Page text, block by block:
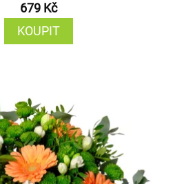
679 Kč
KOUPIT